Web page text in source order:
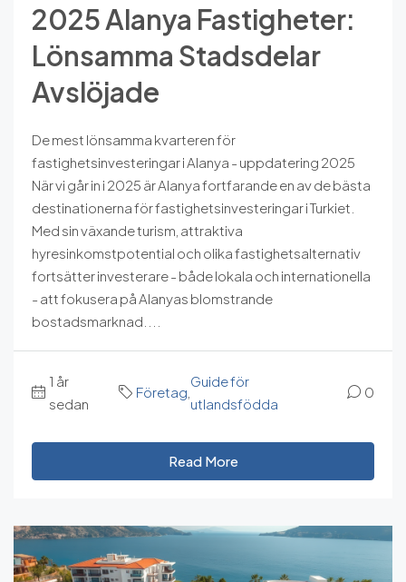
2025 Alanya Fastigheter:
Lönsamma Stadsdelar
Avslöjade
De mest lönsamma kvarteren för
fastighetsinvesteringar i Alanya - uppdatering 2025
När vi går in i 2025 är Alanya fortfarande en av de bästa
destinationerna för fastighetsinvesteringar i Turkiet.
Med sin växande turism, attraktiva
hyresinkomstpotential och olika fastighetsalternativ
fortsätter investerare - både lokala och internationella
- att fokusera på Alanyas blomstrande
bostadsmarknad....
1 år
sedan
Företag
Guide för
utlandsfödda
0
Read More